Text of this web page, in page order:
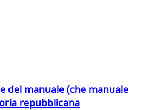
del manuale (che manuale
repubblicana